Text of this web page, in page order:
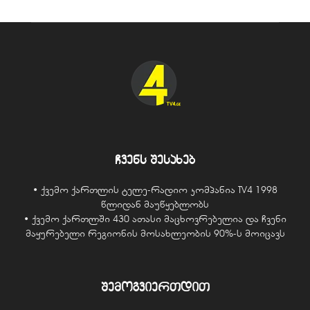
ჩვენს შესახებ
• ქვემო ქართლის ტელე-რადიო კომპანია TV4 1998
წლიდან მაუწყებლობს
• ქვემო ქართლში 430 ათასი მაცხოვრებელია და ჩვენი
მაყურებელი რეგიონის მოსახლეობის 90%-ს მოიცავს
შემოგვიერთდით